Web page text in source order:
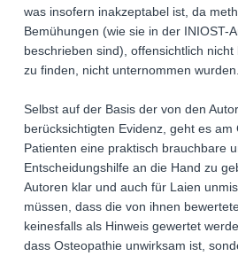
was insofern inakzeptabel ist, da
Bemühungen (wie sie in der INIOST-
beschrieben sind), offensichtlich
zu finden, nicht unternommen wurden.
Selbst auf der Basis der von den
berücksichtigten Evidenz, geht es am
Patienten eine praktisch brauchbare
Entscheidungshilfe an die Hand zu
Autoren klar und auch für Laien
müssen, dass die von ihnen
keinesfalls als Hinweis gewertet
dass Osteopathie unwirksam ist,